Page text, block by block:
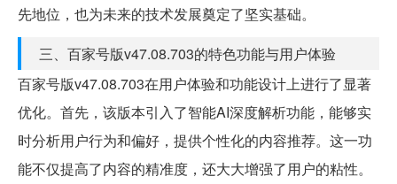
先地位，也为未来的技术发展奠定了坚实基础。
三、百家号版v47.08.703的特色功能与用户体验
百家号版v47.08.703在用户体验和功能设计上进行了显著
优化。首先，该版本引入了智能AI深度解析功能，能够实
时分析用户行为和偏好，提供个性化的内容推荐。这一功
能不仅提高了内容的精准度，还大大增强了用户的粘性。